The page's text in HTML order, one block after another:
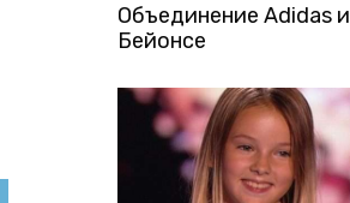
Объединение Adidas и
Бейонсе